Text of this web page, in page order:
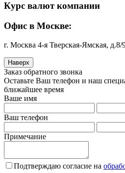
Курс валют компании
Офис в Москве:
г. Москва 4-я Тверская-Ямская, д.8/
Наверх
Заказ обратного звонка
Оставьте Ваш телефон и наш
ближайшее время
Ваше имя
Ваш телефон
Примечание
Подтверждаю согласие на